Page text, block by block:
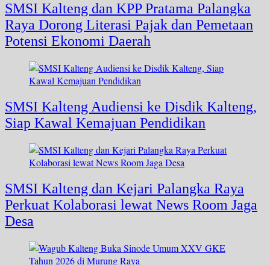
SMSI Kalteng dan KPP Pratama Palangka
Raya Dorong Literasi Pajak dan Pemetaan
Potensi Ekonomi Daerah
SMSI Kalteng Audiensi ke Disdik Kalteng,
Siap Kawal Kemajuan Pendidikan
SMSI Kalteng dan Kejari Palangka Raya
Perkuat Kolaborasi lewat News Room Jaga
Desa